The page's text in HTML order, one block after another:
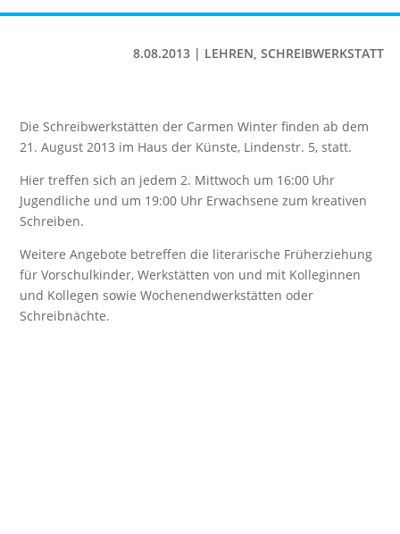
8.08.2013 | LEHREN ,SCHREIBWERKSTATT
Die Schreibwerkstätten der Carmen Winter finden ab dem
21. August 2013 im Haus der Künste, Lindenstr. 5, statt.
Hier treffen sich an jedem 2. Mittwoch um 16:00 Uhr
Jugendliche und um 19:00 Uhr Erwachsene zum kreativen
Schreiben.
Weitere Angebote betreffen die literarische Früherziehung
für Vorschulkinder, Werkstätten von und mit Kolleginnen
und Kollegen sowie Wochenendwerkstätten oder
Schreibnächte.